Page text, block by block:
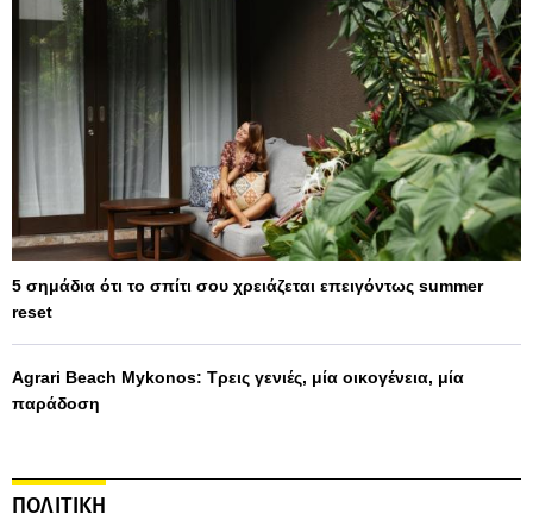
5 σημάδια ότι το σπίτι σου χρειάζεται επειγόντως summer
reset
Agrari Beach Mykonos: Τρεις γενιές, μία οικογένεια, μία
παράδοση
ΠΟΛΙΤΙΚΗ